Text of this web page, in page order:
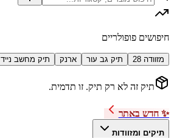
חיפושים פופולריים
מזוודה 28 תיק גב עור ארנק תיק מחשב נייד
תיק זה לא רק תיק. זו תדמית.
✨ חדש באתר
תיקים ומזוודות